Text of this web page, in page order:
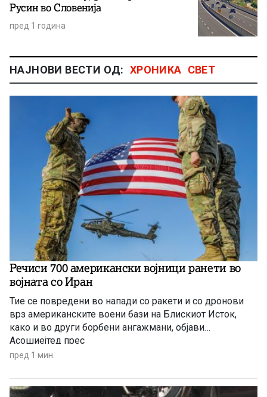
Русин во Словенија
пред 1 година
НАЈНОВИ ВЕСТИ ОД: ХРОНИКА СВЕТ
Речиси 700 американски војници ранети во
војната со Иран
Тие се повредени во напади со ракети и со дронови
врз американските воени бази на Блискиот Исток,
како и во други борбени ангажмани, објави
Асошиејтед прес
пред 1 мин.